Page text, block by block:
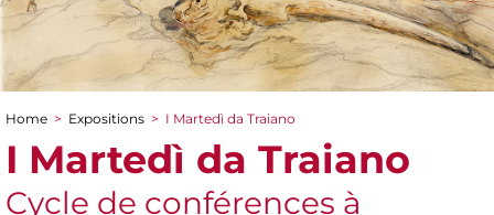
You are here
Home > Expositions > I Martedì da Traiano
I Martedì da Traiano
Cycle de conférences à